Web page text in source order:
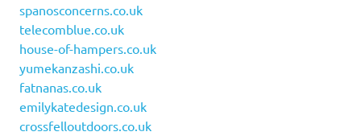
spanosconcerns.co.uk
telecomblue.co.uk
house-of-hampers.co.uk
yumekanzashi.co.uk
fatnanas.co.uk
emilykatedesign.co.uk
crossfelloutdoors.co.uk